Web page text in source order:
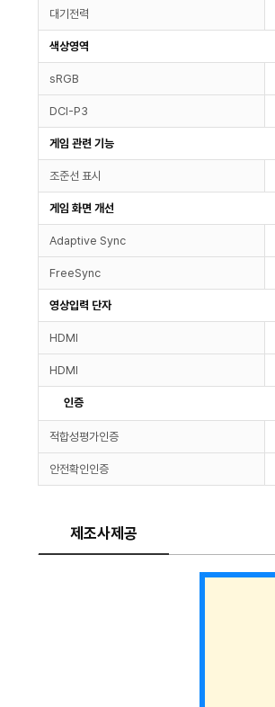
대기전력
색상영역
sRGB
DCI-P3
게임 관련 기능
조준선 표시
게임 화면 개선
Adaptive Sync
FreeSync
영상입력 단자
HDMI
HDMI
인증
적합성평가인증
안전확인인증
제조사제공